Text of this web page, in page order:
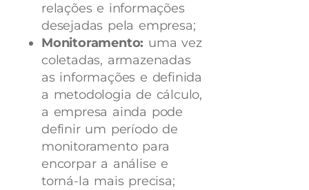
relações e informações
desejadas pela empresa;
Monitoramento: uma vez
coletadas, armazenadas
as informações e definida
a metodologia de cálculo,
a empresa ainda pode
definir um período de
monitoramento para
encorpar a análise e
torná-la mais precisa;